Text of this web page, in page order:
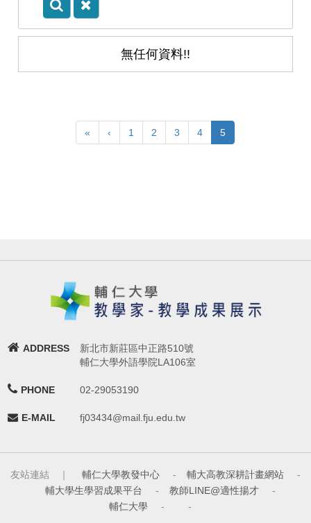
無任何資料!!
« ‹ 1 2 3 4 5
ADDRESS
新北市新莊區中正路510號
輔仁大學外語學院LA106室
PHONE 02-29053190
E-MAIL fj03434@mail.fju.edu.tw
友站連結 ｜ 輔仁大學教發中心 - 輔大高教深耕計畫網站
-
輔大學生學習成果平台
- 教師LINE@適性揚才
-
輔仁大學
- -